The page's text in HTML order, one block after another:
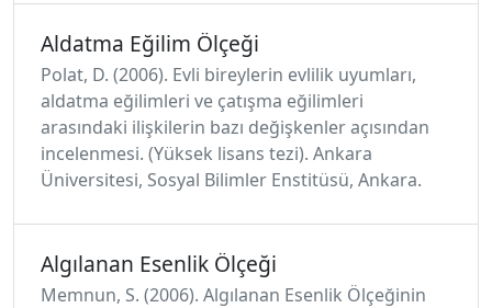
Aldatma Eğilim Ölçeği
Polat, D. (2006). Evli bireylerin evlilik uyumları,
aldatma eğilimleri ve çatışma eğilimleri
arasındaki ilişkilerin bazı değişkenler açısından
incelenmesi. (Yüksek lisans tezi). Ankara
Üniversitesi, Sosyal Bilimler Enstitüsü, Ankara.
Algılanan Esenlik Ölçeği
Memnun, S. (2006). Algılanan Esenlik Ölçeğinin